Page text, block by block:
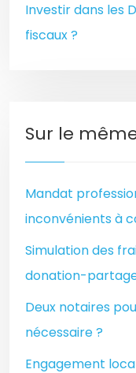
Investir dans les
fiscaux ?
Sur le
Mandat
inconvénients à
Simulation des
donation-
Deux notaires
nécessaire ?
Engagement